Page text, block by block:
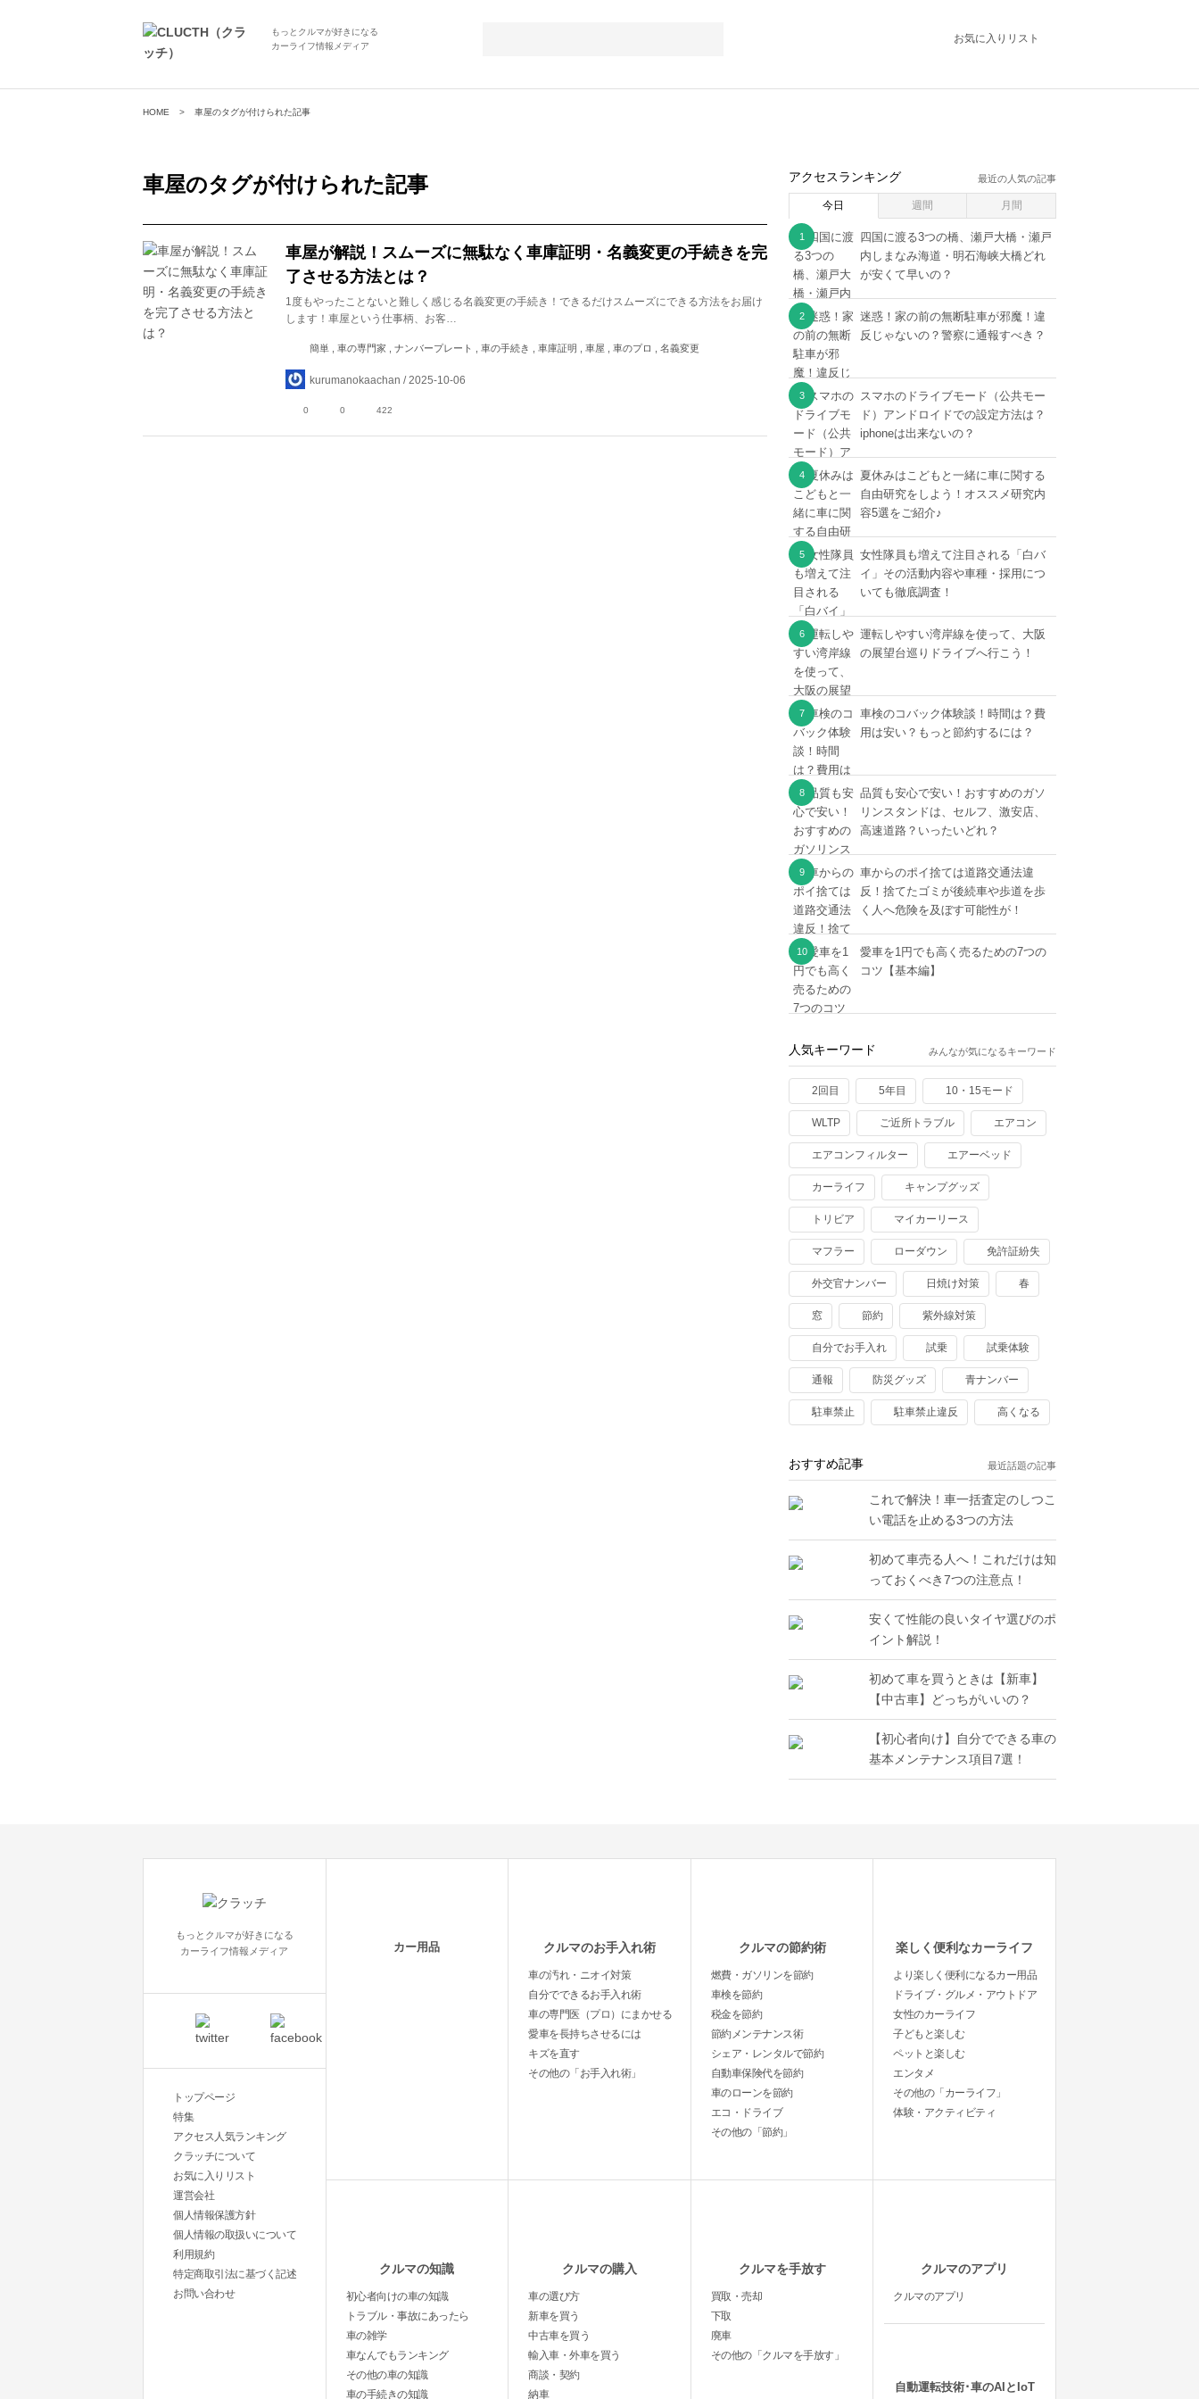
もっとクルマが好きになる
カーライフ情報メディア
お気に入りリスト
HOME 車屋のタグが付けられた記事
車屋のタグが付けられた記事
車屋が解説！スムーズに無駄なく車庫証明・名義変更の手続きを完
了させる方法とは？
1度もやったことないと難しく感じる名義変更の手続き！できるだけスムーズにできる方法をお届け
します！車屋という仕事柄、お客…
簡単 , 車の専門家 , ナンバープレート , 車の手続き , 車庫証明 , 車屋 , 車のプロ , 名義変更
kurumanokaachan / 2025-10-06
0 0 422
アクセスランキング 最近の人気の記事
今日 週間 月間
四国に渡る3つの橋、瀬戸大橋・瀬戸
内しまなみ海道・明石海峡大橋どれ
が安くて早いの？
迷惑！家の前の無断駐車が邪魔！違
反じゃないの？警察に通報すべき？
スマホのドライブモード（公共モー
ド）アンドロイドでの設定方法は？
iphoneは出来ないの？
夏休みはこどもと一緒に車に関する
自由研究をしよう！オススメ研究内
容5選をご紹介♪
女性隊員も増えて注目される「白バ
イ」その活動内容や車種・採用につ
いても徹底調査！
運転しやすい湾岸線を使って、大阪
の展望台巡りドライブへ行こう！
車検のコバック体験談！時間は？費
用は安い？もっと節約するには？
品質も安心で安い！おすすめのガソ
リンスタンドは、セルフ、激安店、
高速道路？いったいどれ？
車からのポイ捨ては道路交通法違
反！捨てたゴミが後続車や歩道を歩
く人へ危険を及ぼす可能性が！
愛車を1円でも高く売るための7つの
コツ【基本編】
人気キーワード みんなが気になるキーワード
2回目 5年目 10・15モード
WLTP ご近所トラブル エアコン
エアコンフィルター エアーベッド
カーライフ キャンプグッズ
トリビア マイカーリース
マフラー ローダウン 免許証紛失
外交官ナンバー 日焼け対策 春
窓 節約 紫外線対策
自分でお手入れ 試乗 試乗体験
通報 防災グッズ 青ナンバー
駐車禁止 駐車禁止違反 高くなる
おすすめ記事 最近話題の記事
これで解決！車一括査定のしつこ
い電話を止める3つの方法
初めて車売る人へ！これだけは知
っておくべき7つの注意点！
安くて性能の良いタイヤ選びのポ
イント解説！
初めて車を買うときは【新車】
【中古車】どっちがいいの？
【初心者向け】自分でできる車の
基本メンテナンス項目7選！
もっとクルマが好きになる
カーライフ情報メディア
トップページ
特集
アクセス人気ランキング
クラッチについて
お気に入りリスト
運営会社
個人情報保護方針
個人情報の取扱いについて
利用規約
特定商取引法に基づく記述
お問い合わせ
カー用品 クルマのお手入れ術
車の汚れ・ニオイ対策
自分でできるお手入れ術
車の専門医（プロ）にまかせる
愛車を長持ちさせるには
キズを直す
その他の「お手入れ術」
クルマの節約術
燃費・ガソリンを節約
車検を節約
税金を節約
節約メンテナンス術
シェア・レンタルで節約
自動車保険代を節約
車のローンを節約
エコ・ドライブ
その他の「節約」
楽しく便利なカーライフ
より楽しく便利になるカー用品
ドライブ・グルメ・アウトドア
女性のカーライフ
子どもと楽しむ
ペットと楽しむ
エンタメ
その他の「カーライフ」
体験・アクティビティ
クルマの知識
初心者向けの車の知識
トラブル・事故にあったら
車の雑学
車なんでもランキング
その他の車の知識
車の手続きの知識
クルマの購入
車の選び方
新車を買う
中古車を買う
輸入車・外車を買う
商談・契約
納車
クルマを手放す
買取・売却
下取
廃車
その他の「クルマを手放す」
クルマのアプリ
クルマのアプリ
自動運転技術･車のAIとIoT